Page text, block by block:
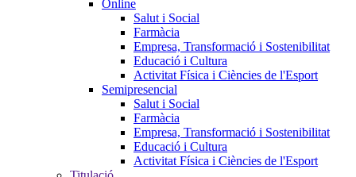
Online
Salut i Social
Farmàcia
Empresa, Transformació i Sostenibilitat
Educació i Cultura
Activitat Física i Ciències de l'Esport
Semipresencial
Salut i Social
Farmàcia
Empresa, Transformació i Sostenibilitat
Educació i Cultura
Activitat Física i Ciències de l'Esport